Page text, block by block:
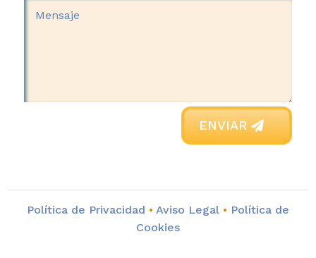
ENVIAR
Política de Privacidad • Aviso Legal • Política de
Cookies